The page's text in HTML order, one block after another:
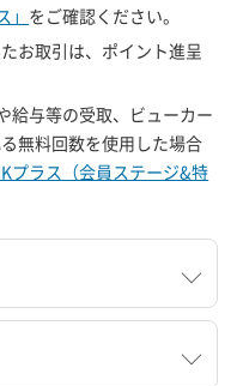
をご確認ください。
お取引は、ポイント進呈
給与等の受取、ビューカー
無料回数を使用した場合
プラス（会員ステージ&特